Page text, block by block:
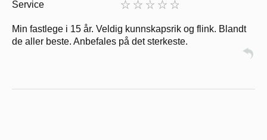
Service
Min fastlege i 15 år. Veldig kunnskapsrik og flink. Blandt
de aller beste. Anbefales på det sterkeste.